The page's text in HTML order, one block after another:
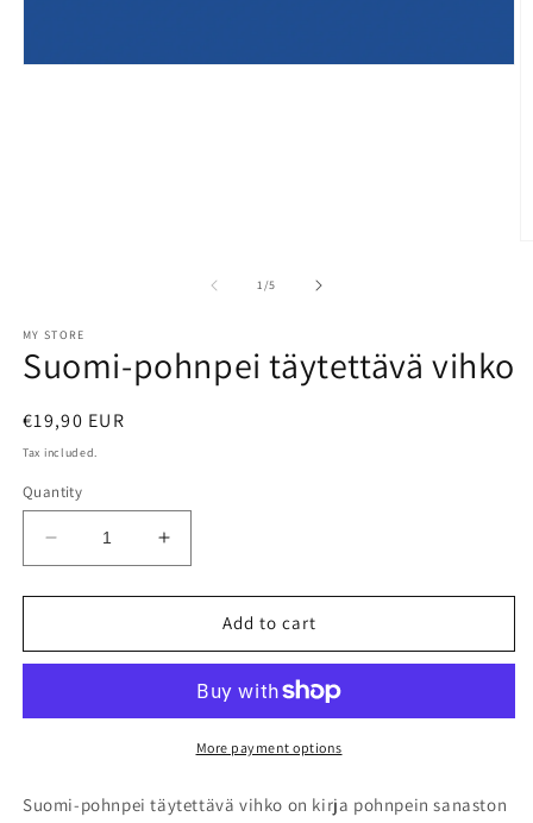
1/of
5
MY STORE
Suomi-pohnpei täytettävä vihko
Regular
price
€19,90 EUR
Tax included.
Quantity
Decrease
quantity
for
pohnpei
Increase
quantity
for
Suomi-
pohnpei
vihko
Add to cart
More payment options
Suomi-pohnpei täytettävä vihko on kirja pohnpein sanaston